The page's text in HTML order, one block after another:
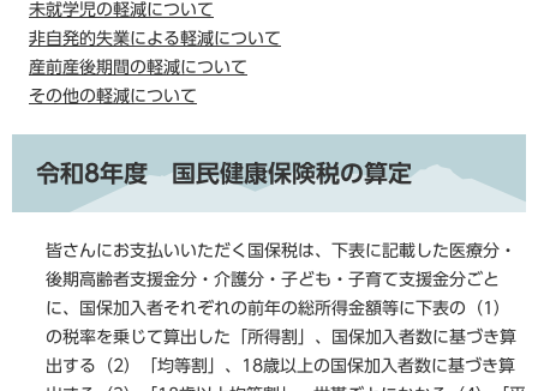
未就学児の軽減について
非自発的失業による軽減について
産前産後期間の軽減について
その他の軽減について
令和8年度 国民健康保険税の算定
皆さんにお支払いいただく国保税は、下表に記載した医療分・
後期高齢者支援金分・介護分・子ども・子育て支援金分ごと
に、国保加入者それぞれの前年の総所得金額等に下表の（1）
の税率を乗じて算出した「所得割」、国保加入者数に基づき算
出する（2）「均等割」、18歳以上の国保加入者数に基づき算